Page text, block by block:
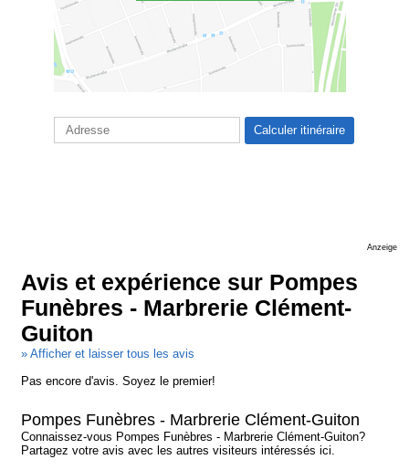
Anzeige
Avis et expérience sur Pompes
Funèbres - Marbrerie Clément-
Guiton
» Afficher et laisser tous les avis
Pas encore d'avis. Soyez le premier!
Pompes Funèbres - Marbrerie Clément-Guiton
Connaissez-vous Pompes Funèbres - Marbrerie Clément-Guiton?
Partagez votre avis avec les autres visiteurs intéressés ici.